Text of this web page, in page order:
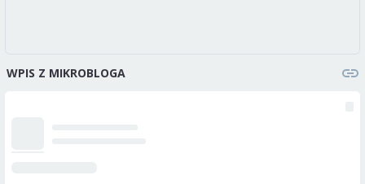
WPIS Z MIKROBLOGA